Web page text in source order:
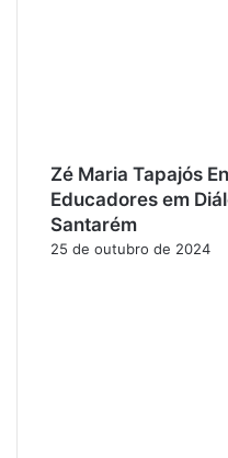
Zé Maria Tapajós
Educadores em
Santarém
25 de outubro de 2024